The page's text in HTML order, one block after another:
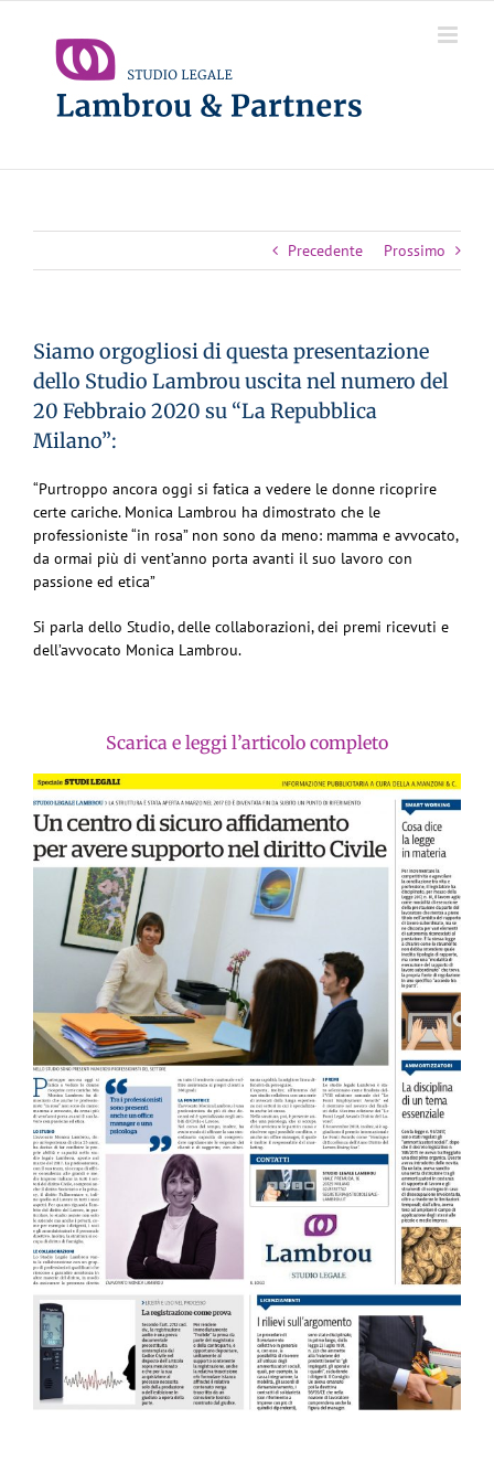
contenuto
Precedente Prossimo
Siamo orgogliosi di questa presentazione
dello Studio Lambrou uscita nel numero del
20 Febbraio 2020 su “La Repubblica
Milano”:
“Purtroppo ancora oggi si fatica a vedere le donne ricoprire
certe cariche. Monica Lambrou ha dimostrato che le
professioniste “in rosa” non sono da meno: mamma e avvocato,
da ormai più di vent’anno porta avanti il suo lavoro con
passione ed etica”
Si parla dello Studio, delle collaborazioni, dei premi ricevuti e
dell’avvocato Monica Lambrou.
Scarica e leggi l’articolo completo